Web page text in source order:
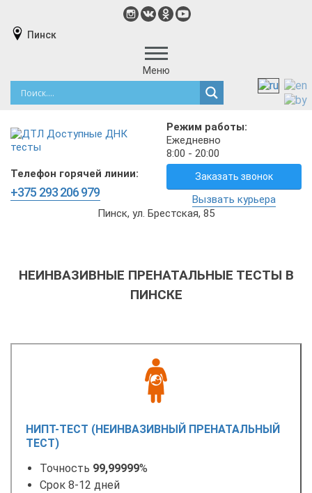
Пинск
Меню
Режим работы:
Ежедневно
8:00 - 20:00
Телефон горячей линии:
+375 293 206 979
Заказать звонок
Вызвать курьера
Пинск, ул. Брестская, 85
НЕИНВАЗИВНЫЕ ПРЕНАТАЛЬНЫЕ ТЕСТЫ В
ПИНСКЕ
НИПТ-ТЕСТ (НЕИНВАЗИВНЫЙ ПРЕНАТАЛЬНЫЙ
ТЕСТ)
Точность 99,99999%
Срок 8-12 дней